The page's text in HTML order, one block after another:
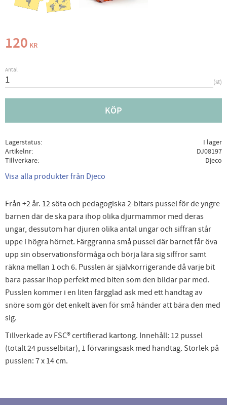
120 KR
Antal
st
KÖP
Lagerstatus
I lager
Artikelnr
DJ08197
Tillverkare
Djeco
Visa alla produkter från Djeco
Från +2 år. 12 söta och pedagogiska 2-bitars pussel för de yngre
barnen där de ska para ihop olika djurmammor med deras
ungar, dessutom har djuren olika antal ungar och siffran står
uppe i högra hörnet. Färggranna små pussel där barnet får öva
upp sin observationsförmåga och börja lära sig siffror samt
räkna mellan 1 och 6. Pusslen är självkorrigerande då varje bit
bara passar ihop perfekt med biten som den bildar par med.
Pusslen kommer i en liten färgglad ask med ett handtag av
snöre som gör det enkelt även för små händer att bära den med
sig.
Tillverkade av FSC® certifierad kartong. Innehåll: 12 pussel
(totalt 24 pusselbitar), 1 förvaringsask med handtag. Storlek på
pusslen: 7 x 14 cm.